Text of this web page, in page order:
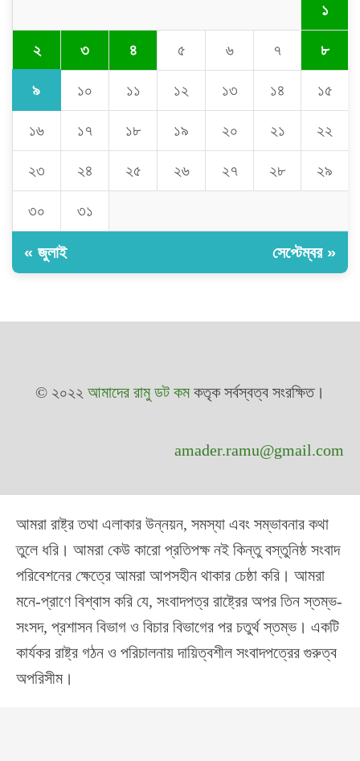
১
২ ৩ ৪ ৫ ৬ ৭ ৮
৯ ১০ ১১ ১২ ১৩ ১৪ ১৫
১৬ ১৭ ১৮ ১৯ ২০ ২১ ২২
২৩ ২৪ ২৫ ২৬ ২৭ ২৮ ২৯
৩০ ৩১
« জুলাই সেপ্টেম্বর »
© ২০২২ আমাদের রামু ডট কমকতৃক সর্বস্বত্ব সংরক্ষিত।
amader.ramu@gmail.com
আমরা রাষ্ট্র তথা এলাকার উন্নয়ন, সমস্যা এবং সম্ভাবনার কথা
তুলে ধরি। আমরা কেউ কারো প্রতিপক্ষ নই কিন্তু বস্তুনিষ্ঠ সংবাদ
পরিবেশনের ক্ষেত্রে আমরা আপসহীন থাকার চেষ্ঠা করি। আমরা
মনে-প্রাণে বিশ্বাস করি যে, সংবাদপত্র রাষ্ট্রের অপর তিন স্তম্ভ-
সংসদ, প্রশাসন বিভাগ ও বিচার বিভাগের পর চতুর্থ স্তম্ভ। একটি
কার্যকর রাষ্ট্র গঠন ও পরিচালনায় দায়িত্বশীল সংবাদপত্রের গুরুত্ব
অপরিসীম।